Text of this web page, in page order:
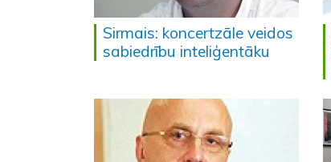
Sirmais: koncertzāle veidos
sabiedrību inteliģentāku